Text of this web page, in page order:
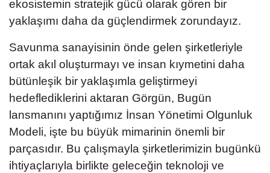
ekosistemin stratejik gücü olarak gören bir
yaklaşımı daha da güçlendirmek zorundayız.
Savunma sanayisinin önde gelen şirketleriyle
ortak akıl oluşturmayı ve insan kıymetini daha
bütünleşik bir yaklaşımla geliştirmeyi
hedeflediklerini aktaran Görgün, Bugün
lansmanını yaptığımız İnsan Yönetimi Olgunluk
Modeli, işte bu büyük mimarinin önemli bir
parçasıdır. Bu çalışmayla şirketlerimizin bugünkü
ihtiyaçlarıyla birlikte geleceğin teknoloji ve